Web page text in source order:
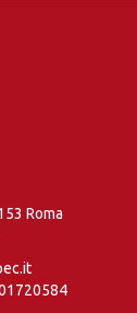
Roma